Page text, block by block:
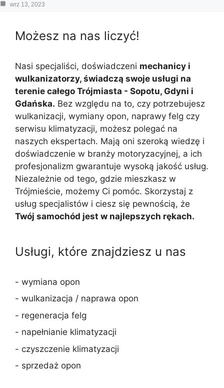
wrz 13, 2023
Możesz na nas liczyć!
Nasi specjaliści, doświadczeni mechanicy i
wulkanizatorzy, świadczą swoje usługi na
terenie całego Trójmiasta - Sopotu, Gdyni i
Gdańska. Bez względu na to, czy potrzebujesz
wulkanizacji, wymiany opon, naprawy felg czy
serwisu klimatyzacji, możesz polegać na
naszych ekspertach. Mają oni szeroką wiedzę i
doświadczenie w branży motoryzacyjnej, a ich
profesjonalizm gwarantuje wysoką jakość usług.
Niezależnie od tego, gdzie mieszkasz w
Trójmieście, możemy Ci pomóc. Skorzystaj z
usług specjalistów i ciesz się pewnością, że
Twój samochód jest w najlepszych rękach.
Usługi, które znajdziesz u nas
- wymiana opon
- wulkanizacja / naprawa opon
- regeneracja felg
- napełnianie klimatyzacji
- czyszczenie klimatyzacji
- sprzedaż opon